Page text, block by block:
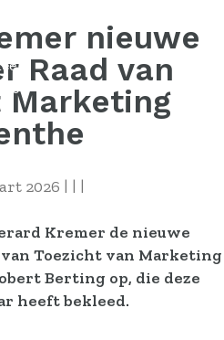
nieuwe
Raad van
Marketing
2026 | | |
Kremer de nieuwe
Toezicht van Marketing
Berting op, die deze
heeft bekleed.